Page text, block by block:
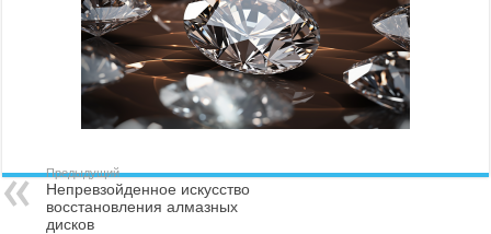
Предыдущий
Непревзойденное искусство
восстановления алмазных
дисков